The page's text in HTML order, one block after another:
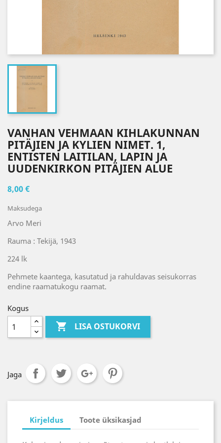
VANHAN VEHMAAN KIHLAKUNNAN
PITÄJIEN JA KYLIEN NIMET. 1,
ENTISTEN LAITILAN, LAPIN JA
UUDENKIRKON PITÄJIEN ALUE
8,00 €
Maksudega
Arvo Meri
Rauma : Tekijä, 1943
224 lk
Pehmete kaantega, kasutatud ja rahuldavas seisukorras
endine raamatukogu raamat.
Kogus
 LISA OSTUKORVI
Jaga
Kirjeldus Toote üksikasjad